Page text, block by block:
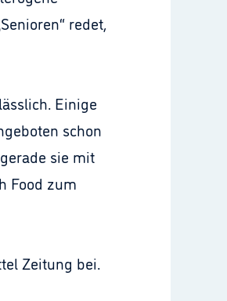
redet,
Einige
schon
sie mit
Food zum
Zeitung bei.